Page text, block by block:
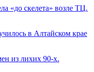
«до скелета» возле ТЦ.
в Алтайском крае
из лихих 90-х.